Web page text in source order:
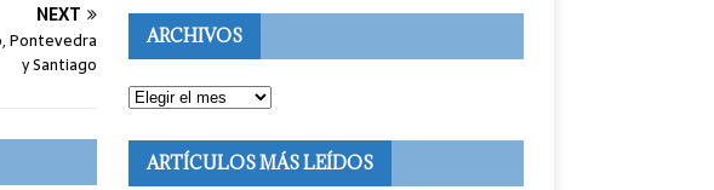
NEXT
Pontevedra
y Santiago
ARCHIVOS
ARTÍCULOS MÁS LEÍDOS